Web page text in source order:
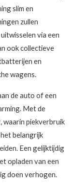
slim en
zullen
via een
ook collectieve
en
wagens.
de auto of een
Met de
waarin piekverbruik
belangrijk
Een gelijktijdig
opladen van een
doen verhogen.